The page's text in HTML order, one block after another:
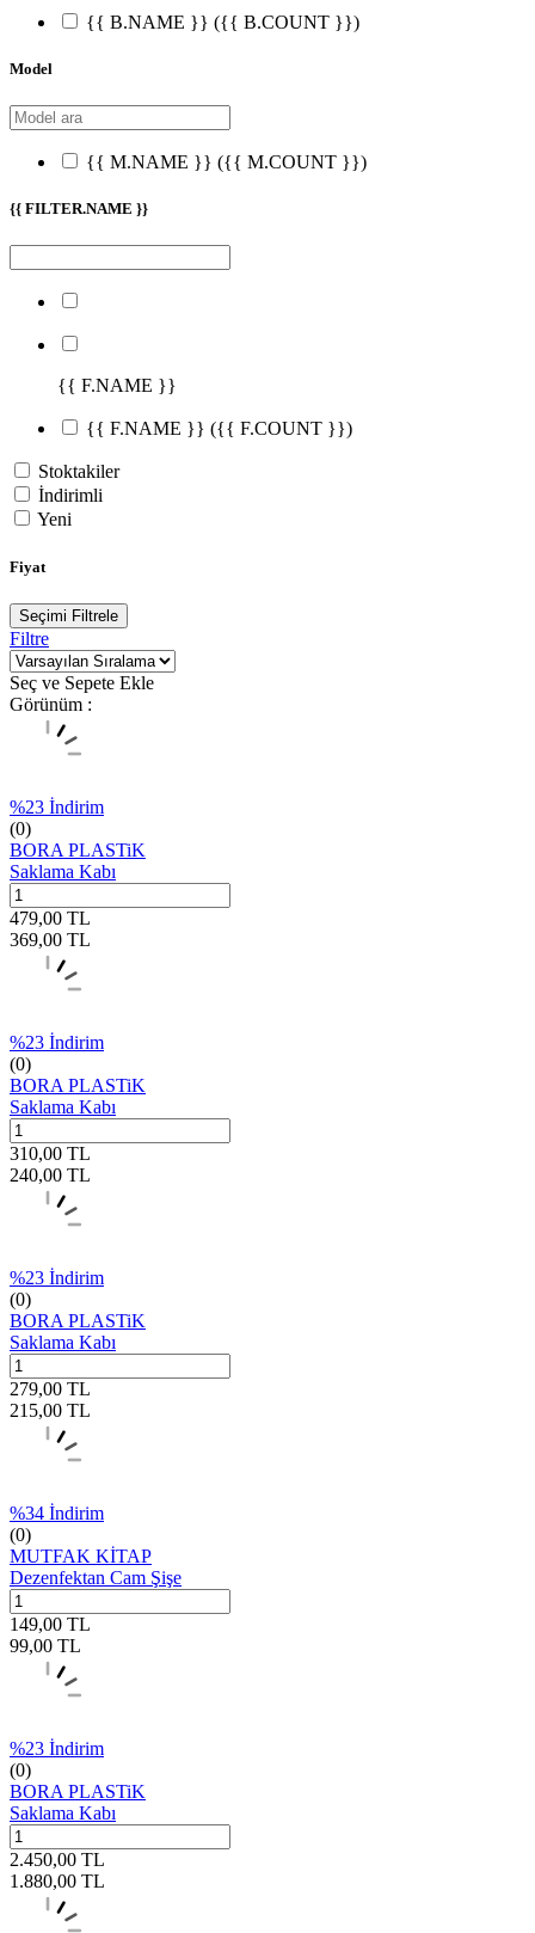
{{ B.NAME }} ({{ B.COUNT }})
Model
{{ M.NAME }} ({{ M.COUNT }})
{{ FILTER.NAME }}
{{ F.NAME }}
{{ F.NAME }} ({{ F.COUNT }})
Stoktakiler
İndirimli
Yeni
Fiyat
Seçimi Filtrele
Filtre
Seç ve Sepete Ekle
Görünüm :
%23 İndirim
(0)
BORA PLASTiK
Saklama Kabı
479,00 TL
369,00 TL
%23 İndirim
(0)
BORA PLASTiK
Saklama Kabı
310,00 TL
240,00 TL
%23 İndirim
(0)
BORA PLASTiK
Saklama Kabı
279,00 TL
215,00 TL
%34 İndirim
(0)
MUTFAK KİTAP
Dezenfektan Cam Şişe
149,00 TL
99,00 TL
%23 İndirim
(0)
BORA PLASTiK
Saklama Kabı
2.450,00 TL
1.880,00 TL